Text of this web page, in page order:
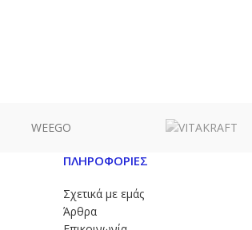
WEEGO
ΠΛΗΡΟΦΟΡΙΕΣ
Σχετικά με εμάς
Άρθρα